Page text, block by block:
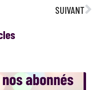
SUIVANT